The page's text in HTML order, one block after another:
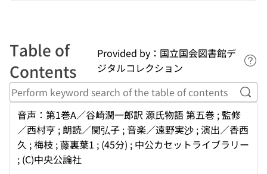
Table of
Contents
Provided by：国立国会図書館デ
ジタルコレクション
音声：第1巻A／谷崎潤一郎訳 源氏物語 第五巻 ; 監修
／西村亨 ; 朗読／関弘子 ; 音楽／遠野実沙 ; 演出／香西
久 ; 梅枝 ; 藤裏葉1 ; (45分) ; 中公カセットライブラリー
; (C)中央公論社